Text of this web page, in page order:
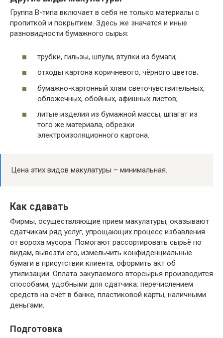
Группа В-типа включает в себя не только материалы с
пропиткой и покрытием. Здесь же значатся и иные
разновидности бумажного сырья:
трубки, гильзы, шпули, втулки из бумаги;
отходы картона коричневого, чёрного цветов;
бумажно-картонный хлам светочувствительных,
обложечных, обойных, афишных листов;
литые изделия из бумажной массы, шпагат из
того же материала, обрезки
электроизоляционного картона.
Цена этих видов макулатуры – минимальная.
Как сдавать
Фирмы, осуществляющие прием макулатуры, оказывают
сдатчикам ряд услуг, упрощающих процесс избавления
от вороха мусора. Помогают рассортировать сырьё по
видам, вывезти его, измельчить конфиденциальные
бумаги в присутствии клиента, оформить акт об
утилизации. Оплата закупаемого вторсырья производится
способами, удобными для сдатчика: перечислением
средств на счёт в банке, пластиковой карты, наличными
деньгами.
Подготовка